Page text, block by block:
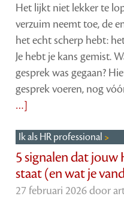
Het lijkt niet lekker te
verzuim neemt toe, de
het echt scherp hebt:
Je hebt je kans gemist.
gesprek was gegaan?
gesprek voeren, nog
…]
Ik als HR professional
5 signalen dat
staat (en wat je
27 februari 2026 door